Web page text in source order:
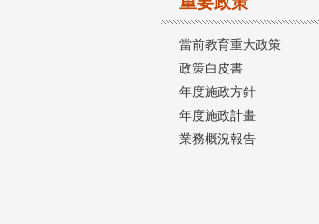
當前教育重大政策
政策白皮書
年度施政方針
年度施政計畫
業務概況報告